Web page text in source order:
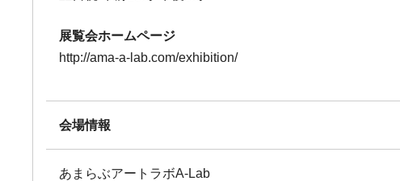
展覧会ホームページ
http://ama-a-lab.com/exhibition/
会場情報
あまらぶアートラボA-Lab